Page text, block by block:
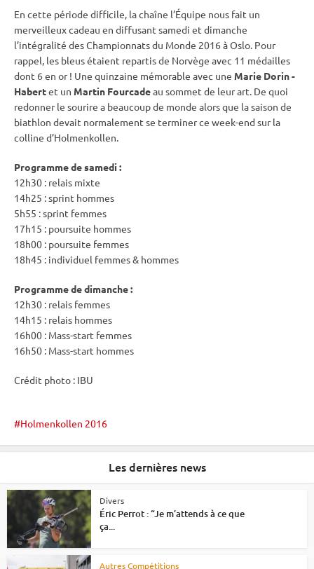
En cette période difficile, la chaîne l’Équipe nous fait un
merveilleux cadeau en diffusant samedi et dimanche
l’intégralité desChampionnats du Monde 2016 à Oslo. Pour
rappel, les bleus étaient repartis de Norvège avec 11 médailles
dont 6 en or ! Une quinzaine mémorable avec une Marie Dorin -
Habertet un Martin Fourcadeau sommet de leur art. De quoi
redonner le sourire a beaucoup de monde alors que la saison de
biathlon devait normalement se terminer ce week-end sur la
colline d’Holmenkollen.
Programme de samedi :
12h30 : relais mixte
14h25 :sprint hommes
5h55 :sprint femmes
17h15 : poursuite hommes
18h00 : poursuite femmes
18h45 : individuel femmes & hommes
Programme de dimanche :
12h30 : relais femmes
14h15 : relais hommes
16h00 : Mass-start femmes
16h50 : Mass-start hommes
Crédit photo : IBU
Holmenkollen 2016
Les dernières news
Divers
Éric Perrot : “Je m’attends à ce que
ça...
Autres Compétitions